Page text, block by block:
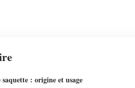
: origine et usage